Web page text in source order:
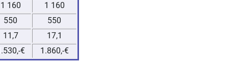
1 160
1 160
550
550
11,7
17,1
€ 1.860,-€